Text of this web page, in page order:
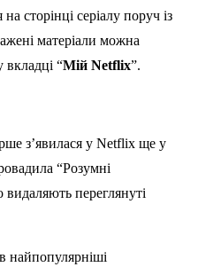
на сторінці серіалу поруч із
матеріали можна
вкладці “Мій Netflix”.
з’явилася у Netflix ще у
“Розумні
видаляють переглянуті
найпопулярніші